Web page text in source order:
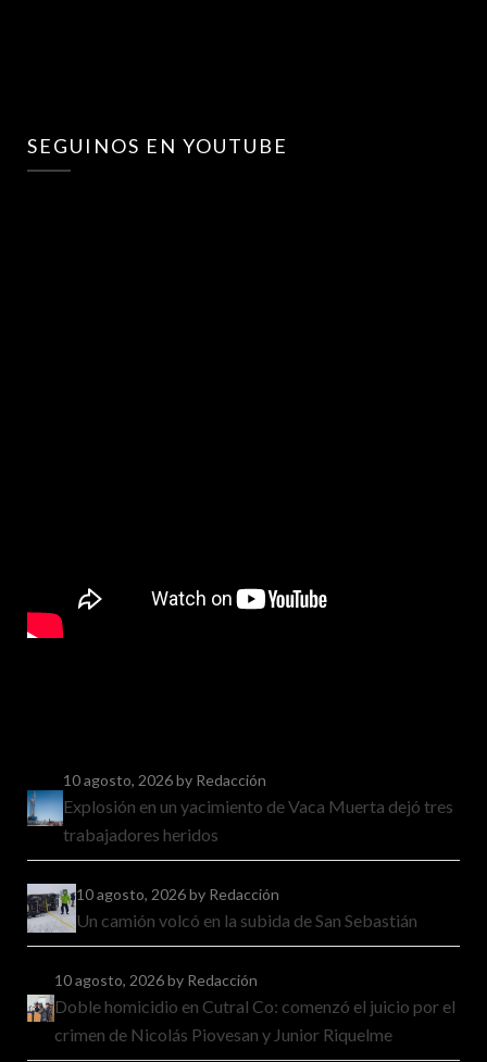
SEGUINOS EN YOUTUBE
10 agosto, 2026by Redacción
Explosión en un yacimiento de Vaca Muerta dejó tres
trabajadores heridos
10 agosto, 2026by Redacción
Un camión volcó en la subida de San Sebastián
10 agosto, 2026by Redacción
Doble homicidio en Cutral Co: comenzó el juicio por el
crimen de Nicolás Piovesan y Junior Riquelme